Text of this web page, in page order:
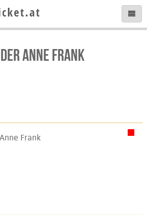
Anne Frank
Frank